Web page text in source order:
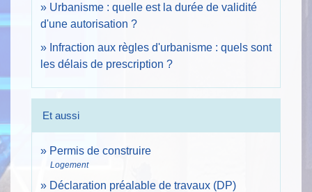
Urbanisme : quelle est la durée de validité
d'une autorisation ?
Infraction aux règles d'urbanisme : quels sont
les délais de prescription ?
Et aussi
Permis de construire
Logement
Déclaration préalable de travaux (DP)